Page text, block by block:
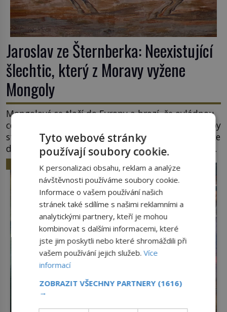
Jaroslav ze Šternberka: Neexistující
šlechtic, který z Moravy vyžene
Mongoly
Mongolové se tlačí do Evropy a hrozí, že ovládnou
celý svět. Ale naštěstí jim v samotném srdci Evropy
stojí v cestě malé, ale silné království, které dokáže
dobyvatelské hordy zastavit. Co nedokáže žádná
z asijských říší, co nedokážou Němci – to dokáže
český král. Nebo že by ne? Mongolové od roku 1223
postupují podél Kaspického a Azovského moře, […]
HISTORIE
Tyto webové stránky
používají soubory cookie.
K personalizaci obsahu, reklam a analýze
návštěvnosti používáme soubory cookie.
Informace o vašem používání našich
stránek také sdílíme s našimi reklamními a
analytickými partnery, kteří je mohou
kombinovat s dalšími informacemi, které
jste jim poskytli nebo které shromáždili při
vašem používání jejich služeb.Více
informací
ZOBRAZIT VŠECHNY PARTNERY (1616)
→